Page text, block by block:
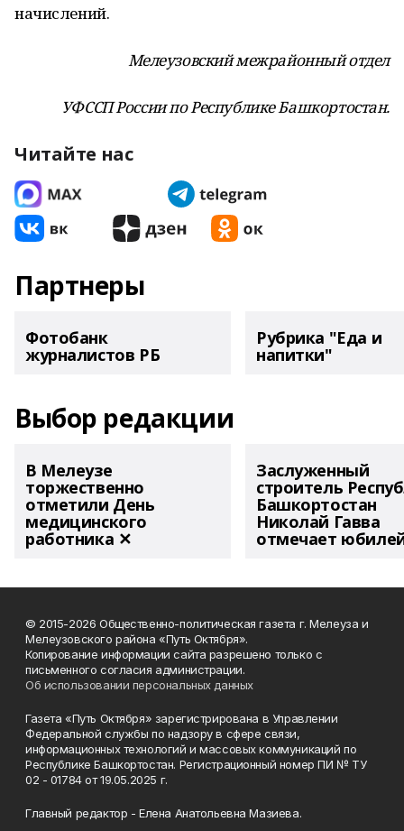
начислений.
Мелеузовский межрайонный отдел
УФССП России по Республике Башкортостан.
Читайте нас
Партнеры
Фотобанк
журналистов РБ
Рубрика "Еда и
напитки"
Выбор редакции
В Мелеузе
торжественно
отметили День
медицинского
работника ✕
Заслуженный
строитель
Башкортостан
Николай Гавва
отмечает
© 2015-2026 Общественно-политическая газета г. Мелеуза и
Мелеузовского района «Путь Октября».
Копирование информации сайта разрешено только с
письменного согласия администрации.
Об использовании персональных данных
Газета «Путь Октября» зарегистрирована в Управлении
Федеральной службы по надзору в сфере связи,
информационных технологий и массовых коммуникаций по
Республике Башкортостан. Регистрационный номер ПИ № ТУ
02 - 01784 от 19.05.2025 г.
Главный редактор - Елена Анатольевна Мазиева.